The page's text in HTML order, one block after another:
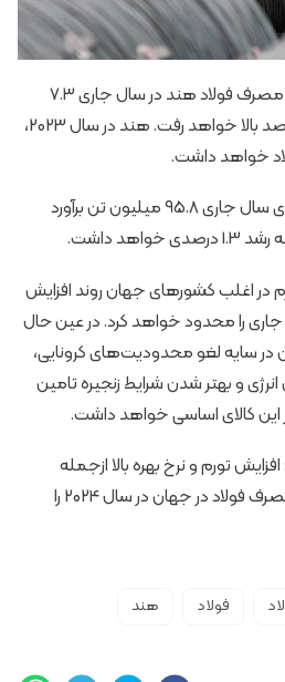
از طرفی این انجمن اعام کرده: مصرف فولاد هند در سال جاری 7.3
درصد و برای سال آینده 6.2 درصد بالا خواهد رفت. هند در سال 2023،
مصرف فولاد در آمریکا هم برای سال جاری 95.8 میلیون تن برآورد
داشت.
در اغلب کشورهای جهان روند افزایش
جاری را محدود خواهد کرد. در عین حال
در سایه لغو محدودیت‌های کرونایی،
انرژی و بهتر شدن شرایط زنجیره تامین
این کالای اساسی خواهد داشت.
تورم و نرخ بهره بالا ازجمله
عواملی هستند که افزایش مصرف فولاد در جهان در سال 2024 را
فولاد هند